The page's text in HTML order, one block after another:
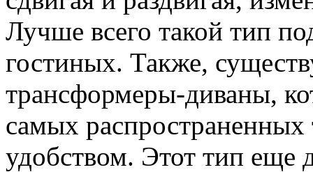
Лучше всего такой тип
гостиных. Также,
трансформеры-диваны,
самых
удобством. Этот тип еще